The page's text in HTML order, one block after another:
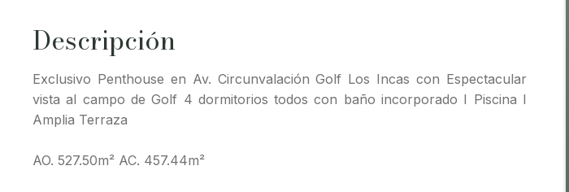
Descripción
Exclusivo Penthouse en Av. Circunvalación Golf Los Incas con Espectacular
vista al campo de Golf ️️4 dormitorios todos con baño incorporado I Piscina I
Amplia Terraza
AO. 527.50m² AC. 457.44m²